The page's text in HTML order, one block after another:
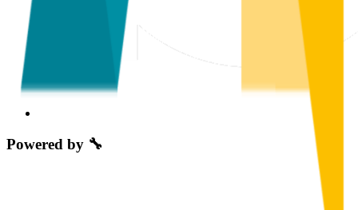
Powered by 🔧